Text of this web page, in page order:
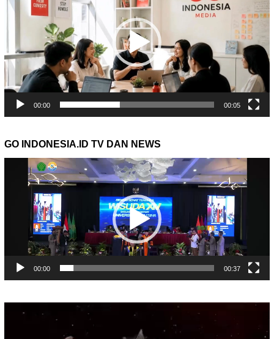
00:00 00:05
GO INDONESIA.ID TV DAN NEWS
Pemutar
00:00 00:37